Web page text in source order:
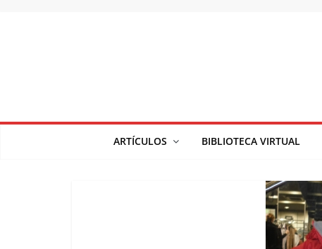
ARTÍCULOS BIBLIOTECA VIRTUAL